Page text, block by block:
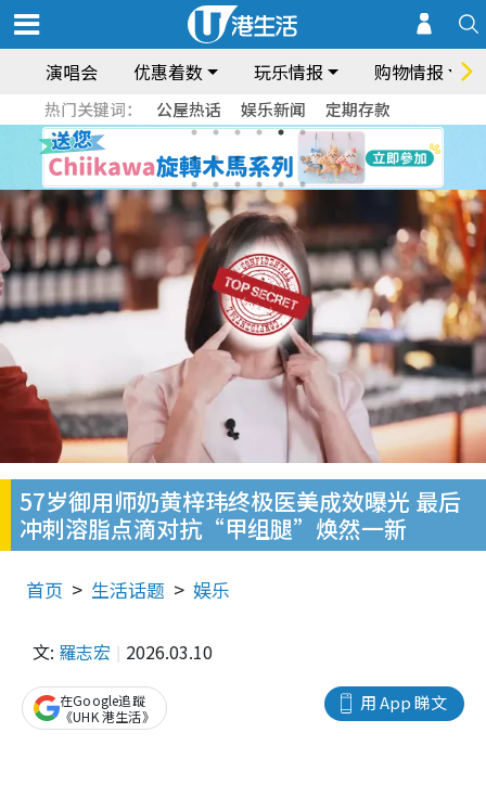
演唱会 优惠着数 玩乐情报 购物情报
热门关键词： 公屋热话 娱乐新闻 定期存款
57岁御用师奶黄梓玮终极医美成效曝光 最后
冲刺溶脂点滴对抗“甲组腿”焕然一新
首页 生活话题 娱乐
文: 羅志宏 2026.03.10
用 App 睇文
在Google追蹤
《UHK 港生活》